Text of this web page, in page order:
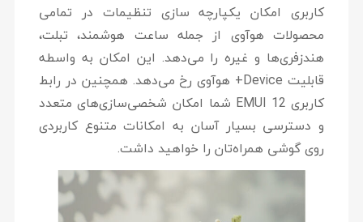
کاربری امکان یکپارچه سازی تنظیمات در تمامی
محصولات هوآوی از جمله ساعت هوشمند، تبلت،
هندزفری‌ها و غیره را می‌دهد. این امکان به واسطه
قابلیت Device+ هوآوی رخ می‌دهد. همچنین در رابط
کاربری EMUI 12 شما امکان شخصی‌سازی‌های متعدد
و دسترسی بسیار آسان به امکانات متنوع کاربردی
روی گوشی همراه‌تان را خواهید داشت.